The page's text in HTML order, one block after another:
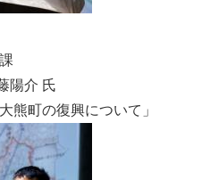
介 氏
の復興について」